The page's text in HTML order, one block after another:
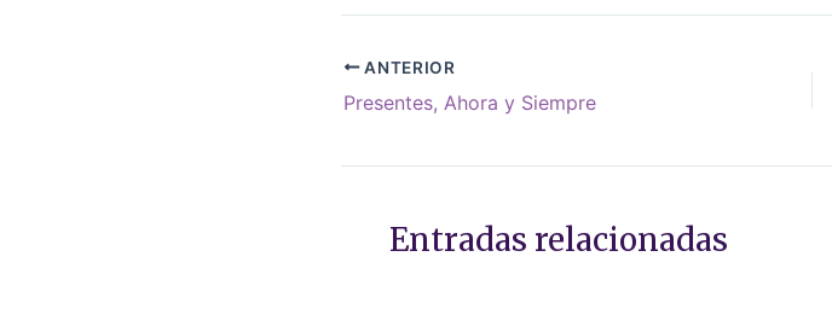
ANTERIOR
Presentes, Ahora y Siempre
Entradas relacionadas